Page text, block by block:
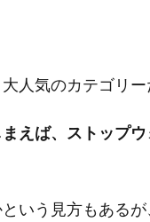
人気のカテゴリー
えば、ストップ
いう見方もあるが